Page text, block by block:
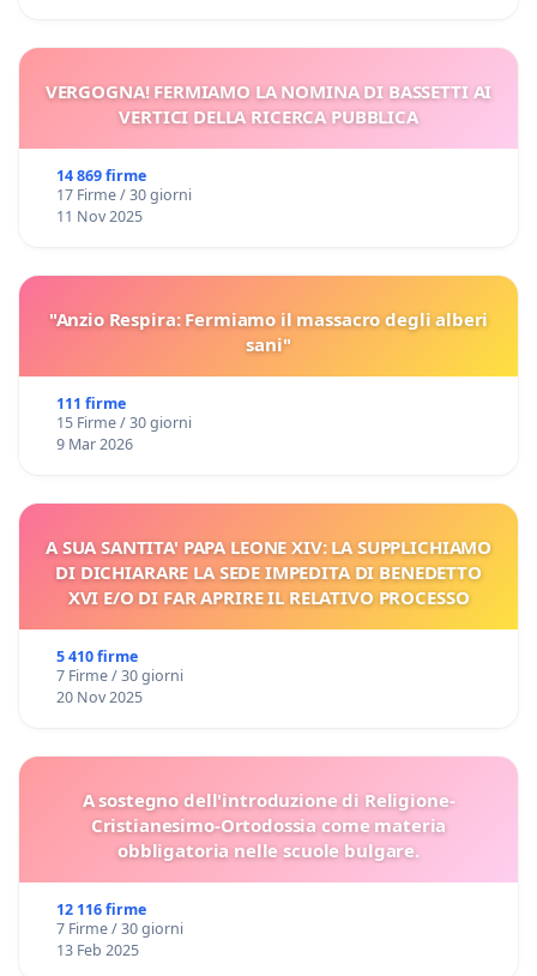
VERGOGNA! FERMIAMO LA NOMINA DI BASSETTI AI
VERTICI DELLA RICERCA PUBBLICA
14 869 firme
17 Firme / 30 giorni
11 Nov 2025
"Anzio Respira: Fermiamo il massacro degli alberi
sani"
111 firme
15 Firme / 30 giorni
9 Mar 2026
A SUA SANTITA' PAPA LEONE XIV: LA SUPPLICHIAMO
DI DICHIARARE LA SEDE IMPEDITA DI BENEDETTO
XVI E/O DI FAR APRIRE IL RELATIVO PROCESSO
5 410 firme
7 Firme / 30 giorni
20 Nov 2025
A sostegno dell'introduzione di Religione-
Cristianesimo-Ortodossia come materia
obbligatoria nelle scuole bulgare.
12 116 firme
7 Firme / 30 giorni
13 Feb 2025